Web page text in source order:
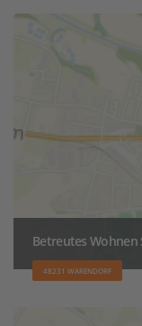
Betreutes Wohnen
48231 WARENDORF